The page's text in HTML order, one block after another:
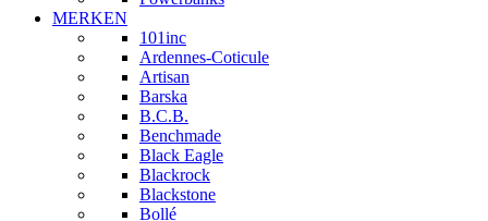
MERKEN
101inc
Ardennes-Coticule
Artisan
Barska
B.C.B.
Benchmade
Black Eagle
Blackrock
Blackstone
Bollé